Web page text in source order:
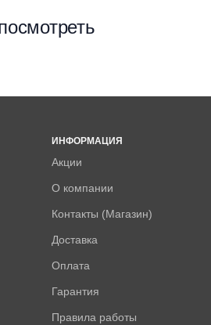
ИНФОРМАЦИЯ
Акции
О компании
Контакты (Магазин)
Доставка
Оплата
Гарантия
Правила работы